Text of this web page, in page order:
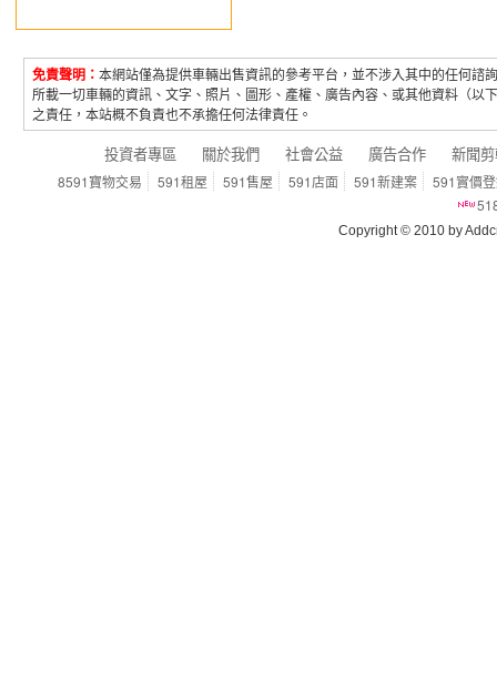
免責聲明： 本網站僅為提供車輛出售資訊的參考平台，並不涉入其中的任何
所載一切車輛的資訊、文字、照片、圖形、產權、廣告內容、或其他資料（
之責任，本站概不負責也不承擔任何法律責任。
投資者專區 關於我們 社會公益 廣告合作 新聞
8591寶物交易 591租屋 591售屋 591店面 591新建案
591實價
Copyright © 2010 by